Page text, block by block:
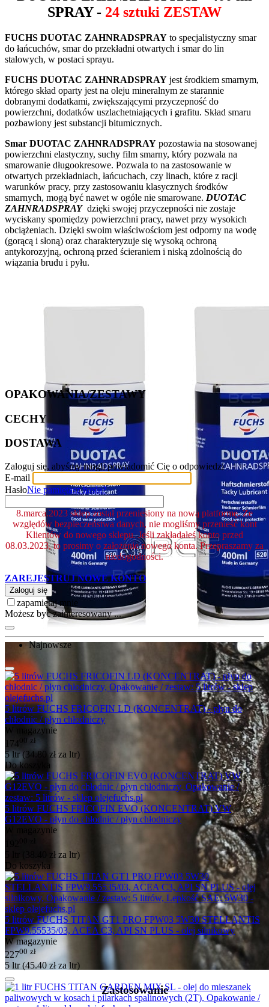
SPRAY - 24 sztuki ZESTAW
FUCHS DUOTAC ZAHNRADSPRAY to specjalistyczny smar
do łańcuchów, smar do przekładni otwartych i smar do lin
stalowych, w postaci sprayu.
FUCHS DUOTAC ZAHNRADSPRAY jest środkiem smarnym,
którego skład oparty jest na oleju mineralnym ze starannie
dobranymi dodatkami, zwiększającymi przyczepność do
powierzchni, dodatków uszlachetniających i grafitu. Skład smaru
pozbawiony jest substancji bitumicznych.
Smar DUOTAC ZAHNRADSPRAY pozostawia na stosowanej
powierzchni elastyczny, suchy film smarny, który pozwala na
smarowanie długookresowe. Pozwala to na zastosowanie w
otwartych przekładniach, łańcuchach, czy linach, które z racji
warunków pracy, przy zastosowaniu klasycznych środków
smarnych, mogą być nawet w ogóle nie smarowane. DUOTAC
ZAHNRADSPRAYdzięki swojej przyczepności nie zostaje
wyciskany spomiędzy powierzchni pracy, nawet przy wysokich
obciążeniach. Dzięki swoim właściwościom jest odporny na wodę
(gorącą i słoną) oraz charakteryzuje się wysoką ochroną
antykorozyjną, ochroną przed ścieraniem i niską zdolnością do
wiązania brudu i pyłu.
Zastosowanie
OPAKOWANIA/ZESTAWY
CECHY
DOSTAWA
Zaloguj się, abyśmy mogli powiadomić Cię o odpowiedzi
E-mail
HasłoNie pamiętasz hasła?
8.marca.2023 sklep został przeniesiony na nową platformę. Ze
względów bezpieczeństwa danych, nie mogliśmy przenieść kont
Klientów do nowego sklepu. Jeśli zakładałeś konto przed
08.03.2023, to prosimy o założenie nowego konta. Przepraszamy za
niedogodności.
ZAREJESTRUJ NOWE KONTO
Zaloguj się
zapamiętaj mnie
Możesz być zainteresowany ...
Najnowsze
5 litrów FUCHS FRICOFIN LD (KONCENTRAT) - płyn do
chłodnic / płyn chłodniczy
W magazynie
174 00 zł
5 ltr (34.80 złza ltr)
Do koszyka
5 litrów FUCHS FRICOFIN EVO (KONCENTRAT) VW
G12EVO - płyn do chłodnic / płyn chłodniczy
W magazynie
zł za ltr)
Do koszyka
5 litrów FUCHS TITAN GT1 PRO FPW03 5W30 STELLANTIS
FPW9.55535/03, ACEA C3, API SN PLUS - olej silnikowy
W magazynie
22700 zł
5 ltr (45.40złza ltr)